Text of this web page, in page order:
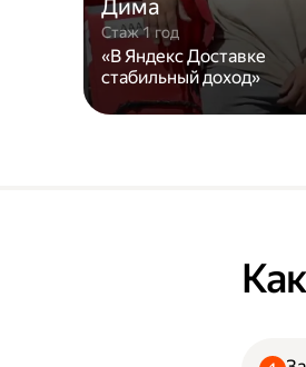
Дима
Стаж 1 год
«В Яндекс Доставке
стабильный доход»